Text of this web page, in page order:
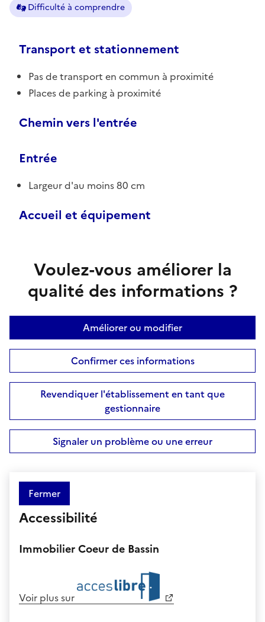
Difficulté à comprendre
Transport et stationnement
Pas de transport en commun à proximité
Places de parking à proximité
Chemin vers l'entrée
Entrée
Largeur d'au moins 80 cm
Accueil et équipement
Voulez-vous améliorer la
qualité des informations ?
Améliorer ou modifier
Confirmer ces informations
Revendiquer l'établissement en tant que
gestionnaire
Signaler un problème ou une erreur
Fermer
Accessibilité
Immobilier Coeur de Bassin
Voir plus sur